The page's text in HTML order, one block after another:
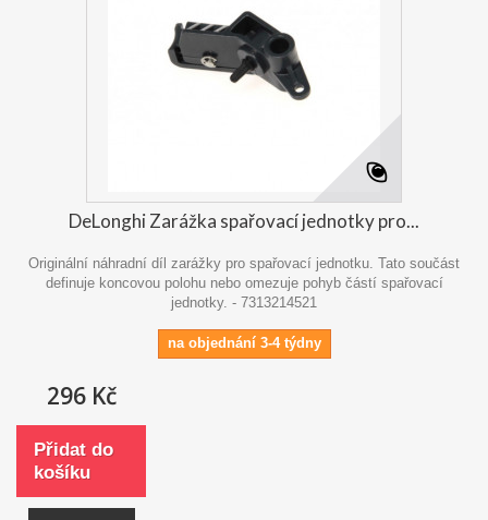
DeLonghi Zarážka spařovací jednotky pro...
Originální náhradní díl zarážky pro spařovací jednotku. Tato součást
definuje koncovou polohu nebo omezuje pohyb částí spařovací
jednotky. - 7313214521
na objednání 3-4 týdny
296 Kč
Přidat do
košíku